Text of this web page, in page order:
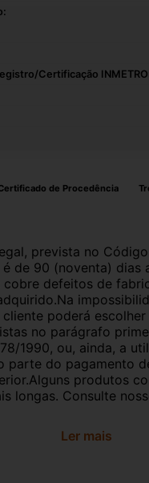
certificação
de Procedência
prevista no
é de 90 (noventa) dias
cobre defeitos de
poderá escolher
no parágrafo
1990, ou, ainda, a
parte do pagamento
produtos
longas. Consulte
Ler mais